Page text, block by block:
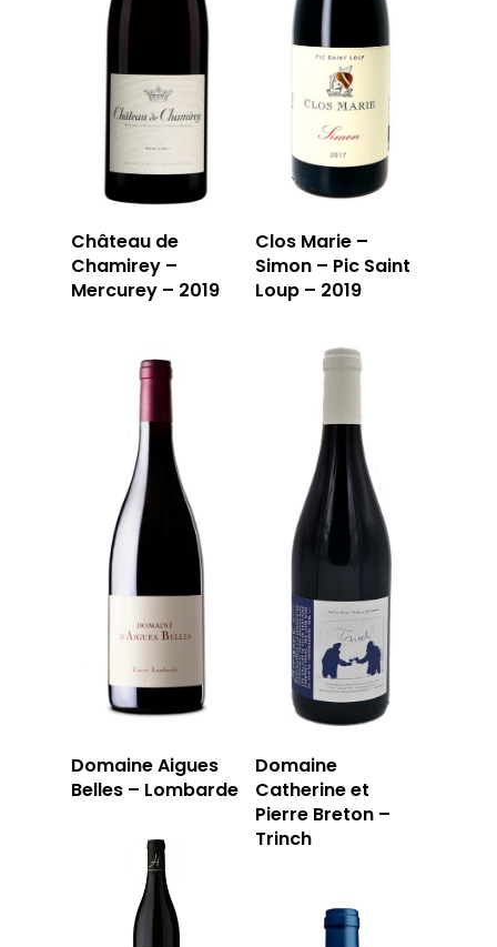
Château de
Chamirey –
Mercurey – 2019
Clos Marie –
Simon – Pic Saint
Loup – 2019
Domaine Aigues
Belles – Lombarde
Domaine
Catherine et
Pierre Breton –
Trinch